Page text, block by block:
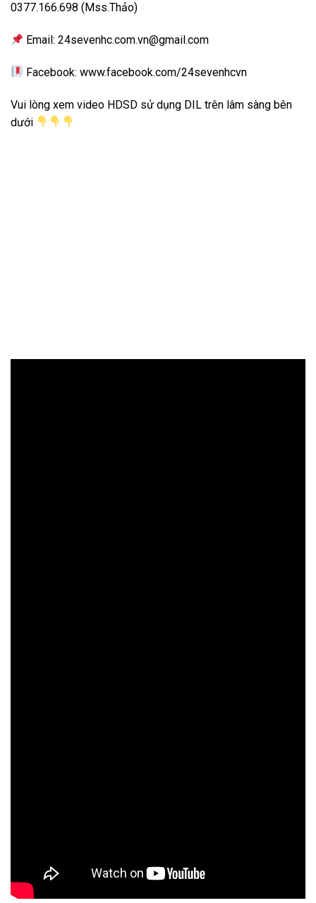
0377.166.698 (Mss.Thảo)
Email: 24sevenhc.com.vn@gmail.com
Facebook: www.facebook.com/24sevenhcvn
Vui lòng xem video HDSD sử dụng DIL trên lâm sàng bên
dưới